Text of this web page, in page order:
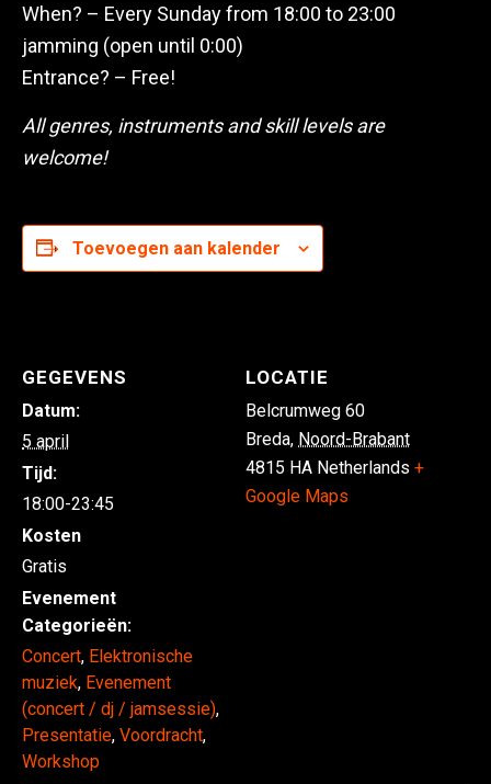
When? – Every Sunday from 18:00 to 23:00
jamming (open until 0:00)
Entrance? – Free!
All genres, instruments and skill levels are
welcome!
Toevoegen aan kalender
GEGEVENS
Datum:
5 april
Tijd:
18:00-23:45
Kosten
Gratis
Evenement
Categorieën:
Concert, Elektronische
muziek, Evenement
(concert / dj / jamsessie),
Presentatie, Voordracht,
Workshop
LOCATIE
Belcrumweg 60
Breda, Noord-Brabant
4815 HA Netherlands +
Google Maps